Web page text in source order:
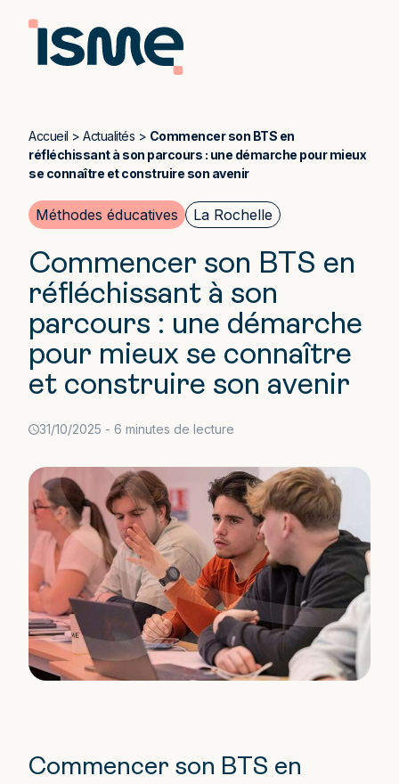
Accueil > Actualités > Commencer son BTS en
réfléchissant à son parcours : une démarche pour mieux
se connaître et construire son avenir
Méthodes éducatives La Rochelle
Commencer son BTS en
réfléchissant à son
parcours : une démarche
pour mieux se connaître
et construire son avenir
31/10/2025 - 6 minutes de lecture
Commencer son BTS en